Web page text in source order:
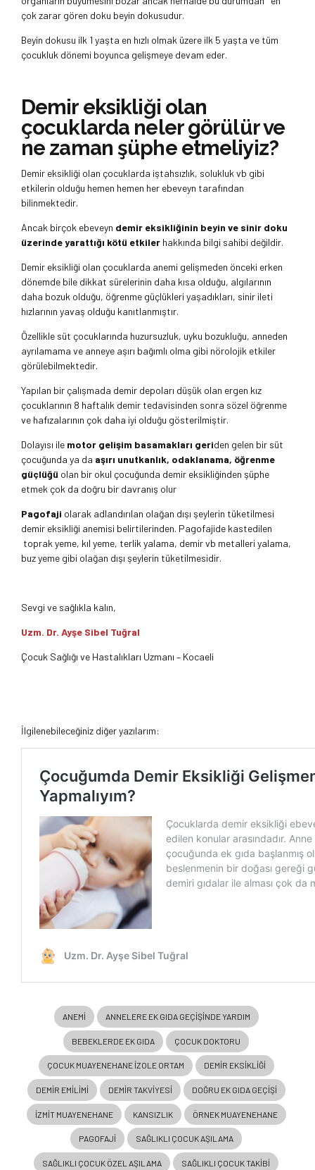
çok zarar gören doku beyin dokusudur.
Beyin dokusu ilk 1 yaşta en hızlı olmak üzere ilk 5 yaşta ve tüm
çocukluk dönemi boyunca gelişmeye devam eder.
Demir eksikliği olan
çocuklarda neler görülür ve
ne zaman şüphe etmeliyiz?
Demir eksikliği olan çocuklarda iştahsızlık, solukluk vb gibi
etkilerin olduğu hemen hemen her ebeveyn tarafından
bilinmektedir.
Ancak birçok ebeveyn demir eksikliğinin beyin ve sinir doku
üzerinde yarattığı kötü etkiler hakkında bilgi sahibi değildir.
Demir eksikliği olan çocuklarda anemi gelişmeden önceki erken
dönemde bile dikkat sürelerinin daha kısa olduğu, algılarının
daha bozuk olduğu, öğrenme güçlükleri yaşadıkları, sinir ileti
hızlarının yavaş olduğu kanıtlanmıştır.
Özellikle süt çocuklarında huzursuzluk, uyku bozukluğu, anneden
ayrılamama ve anneye aşırı bağımlı olma gibi nörolojik etkiler
görülebilmektedir.
Yapılan bir çalışmada demir depoları düşük olan ergen kız
çocuklarının 8 haftalık demir tedavisinden sonra sözel öğrenme
ve hafızalarının çok daha iyi olduğu gösterilmiştir.
Dolayısı ile motor gelişim basamakları geriden gelen bir süt
çocuğunda ya da aşırı unutkanlık, odaklanama, öğrenme
güçlüğü olan bir okul çocuğunda demir eksikliğinden şüphe
etmek çok da doğru bir davranış olur
Pagofaji olarak adlandırılan olağan dışı şeylerin tüketilmesi
demir eksikliği anemisi belirtilerinden. Pagofajide kastedilen
toprak yeme, kıl yeme, terlik yalama, demir vb metalleri yalama,
buz yeme gibi olağan dışı şeylerin tüketilmesidir.
Sevgi ve sağlıkla kalın,
Uzm. Dr. Ayşe Sibel Tuğral
Çocuk Sağlığı ve Hastalıkları Uzmanı – Kocaeli
İlgilenebileceğiniz diğer yazılarım:
ANEMI ANNELERE EK GIDA GEÇIŞINDE YARDIM
BEBEKLERDE EK GIDA ÇOCUK DOKTORU
ÇOCUK MUAYENEHANE IZOLE ORTAM DEMIR EKSIKLIĞI
DEMIR EMILIMI DEMIR TAKVIYESI DOĞRU EK GIDA GEÇIŞI
IZMIT MUAYENEHANE KANSIZLIK ÖRNEK MUAYENEHANE
PAGOFAJI SAĞLIKLI ÇOCUK AŞILAMA
SAĞLIKLI ÇOCUK ÖZEL AŞILAMA SAĞLIKLI ÇOCUK TAKIBI